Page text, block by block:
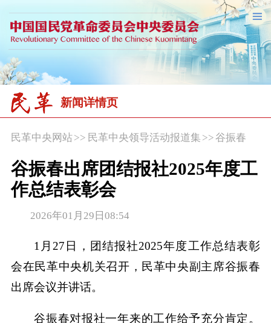
新闻详情页
民革中央网站>> 民革中央领导活动报道集 >>谷振春
谷振春出席团结报社2025年度工
作总结表彰会
2026年01月29日08:54
1月27日，团结报社2025年度工作总结表彰
会在民革中央机关召开，民革中央副主席谷振春
出席会议并讲话。
谷振春对报社一年来的工作给予充分肯定。